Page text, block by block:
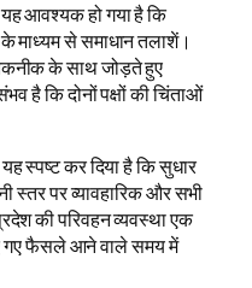
आवश्यक हो गया है कि
माध्यम से समाधान तलाशें।
के साथ जोड़ते हुए
है कि दोनों पक्षों की चिंताओं
स्पष्ट कर दिया है कि सुधार
स्तर पर व्यावहारिक और सभी
की परिवहन व्यवस्था एक
गए फैसले आने वाले समय में